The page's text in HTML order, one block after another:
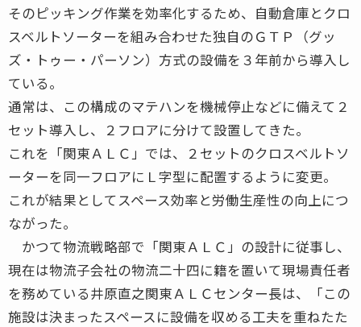
そのピッキング作業を効率化するため、自動倉庫とクロ
スベルトソーターを組み合わせた独自のＧＴＰ（グッ
ズ・トゥー・パーソン）方式の設備を３年前から導入し
ている。
通常は、この構成のマテハンを機械停止などに備えて２
セット導入し、２フロアに分けて設置してきた。
これを「関東ＡＬＣ」では、２セットのクロスベルトソ
ーターを同一フロアにＬ字型に配置するように変更。
これが結果としてスペース効率と労働生産性の向上につ
ながった。
かつて物流戦略部で「関東ＡＬＣ」の設計に従事し、
現在は物流子会社の物流二十四に籍を置いて現場責任者
を務めている井原直之関東ＡＬＣセンター長は、「この
施設は決まったスペースに設備を収める工夫を重ねたた